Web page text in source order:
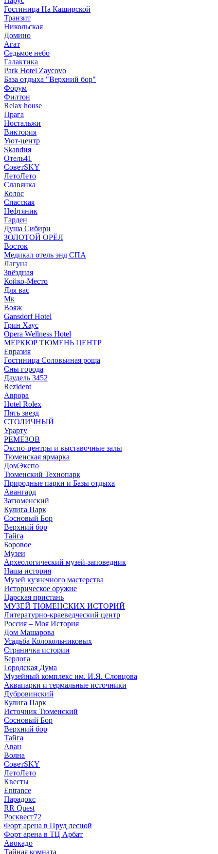
Гостиница На Каширской
Транзит
Никольская
Домино
Агат
Седьмое небо
Галактика
Park Hotel Zaycovo
База отдыха "Верхний бор"
Форум
Филтон
Relax house
Прага
Ностальжи
Виктория
Уют-центр
Skandия
Отель41
СоветSKY
ЛетоЛето
Славянка
Колос
Спасская
Нефтяник
Гарден
Душа Сибири
ЗОЛОТОЙ ОРЁЛ
Восток
Медикал отель энд СПА
Лагуна
Звёздная
Койко-Место
Для вас
Мк
Вояж
Gansdorf Hotel
Грин Хаус
Opera Wellness Hotel
МЕРКЮР ТЮМЕНЬ ЦЕНТР
Евразия
Гостиница Соловьиная роща
Сны города
Даудель 3452
Rezident
Аврора
Hotel Rolex
Пять звезд
СТОЛИЧНЫЙ
Урарту
РЕМЕЗОВ
Экспо-центры и выставочные залы
Тюменская ярмарка
ДомЭкспо
Тюменский Технопарк
Природные парки и Базы отдыха
Авангард
Затюменский
Кулига Парк
Сосновый Бор
Верхний бор
Тайга
Боровое
Музеи
Археологический музей-заповедник
Наша история
Музей кузнечного мастерства
Историческое оружие
Царская пристань
МУЗЕЙ ТЮМЕНСКИХ ИСТОРИЙ
Литературно-краеведческий центр
Россия – Моя История
Дом Машарова
Усадьба Колокольниковых
Страничка истории
Берлога
Городская Дума
Музейный комплекс им. И.Я. Словцова
Аквапарки и термальные источники
Дубровинский
Кулига Парк
Источник Тюменский
Сосновый Бор
Верхний бор
Тайга
Аван
Волна
СоветSKY
ЛетоЛето
Квесты
Entrance
Парадокс
RR Quest
Росквест72
Форт арена в Пруд лесной
Форт арена в ТЦ Арбат
Авокадо
Тайная комната